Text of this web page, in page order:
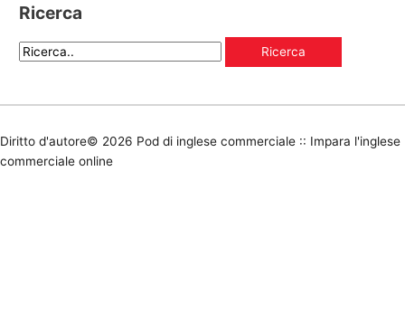
Ricerca
Diritto d'autore© 2026 Pod di inglese commerciale :: Impara l'inglese
commerciale online